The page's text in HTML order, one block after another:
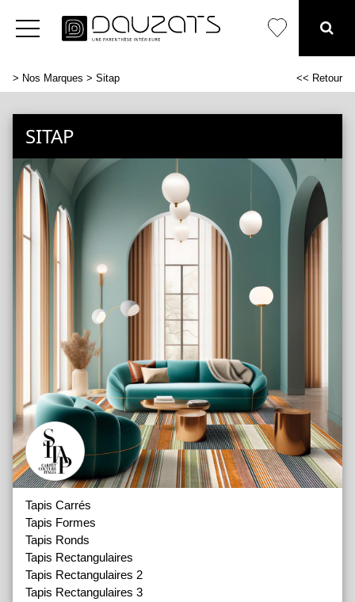
> Nos Marques > Sitap << Retour
SITAP
Tapis Carrés
Tapis Formes
Tapis Ronds
Tapis Rectangulaires
Tapis Rectangulaires 2
Tapis Rectangulaires 3